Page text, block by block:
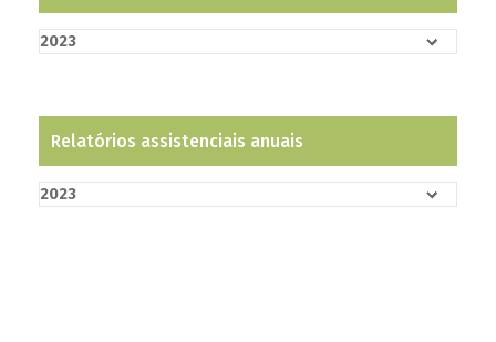
2023
Relatórios assistenciais anuais
2023